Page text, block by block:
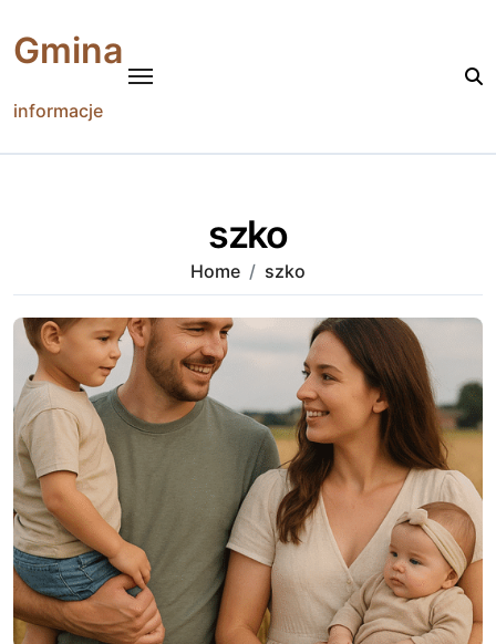
content
Gmina
informacje
szko
Home szko